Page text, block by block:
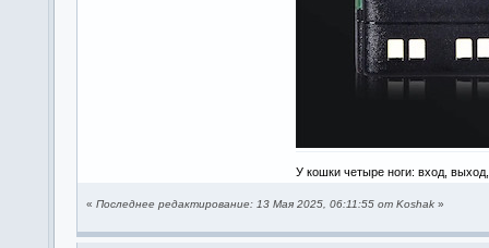
У кошки четыре ноги: вход,
« Последнее редактирование: 13 Мая 2025, 06:11:55 от Koshak »